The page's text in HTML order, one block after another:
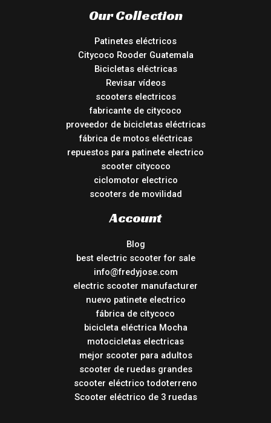
Our Collection
Patinetes eléctricos
Citycoco Rooder Guatemala
Bicicletas eléctricas
Revisar vídeos
scooters electricos
fabricante de citycoco
proveedor de bicicletas eléctricas
fábrica de motos eléctricas
repuestos para patinete electrico
scooter citycoco
ciclomotor electrico
scooters de movilidad
Account
Blog
best electric scooter for sale
info@fredyjose.com
electric scooter manufacturer
nuevo patinete electrico
fábrica de citycoco
bicicleta eléctrica Mocha
motocicletas electricas
mejor scooter para adultos
scooter de ruedas grandes
scooter eléctrico todoterreno
Scooter eléctrico de 3 ruedas